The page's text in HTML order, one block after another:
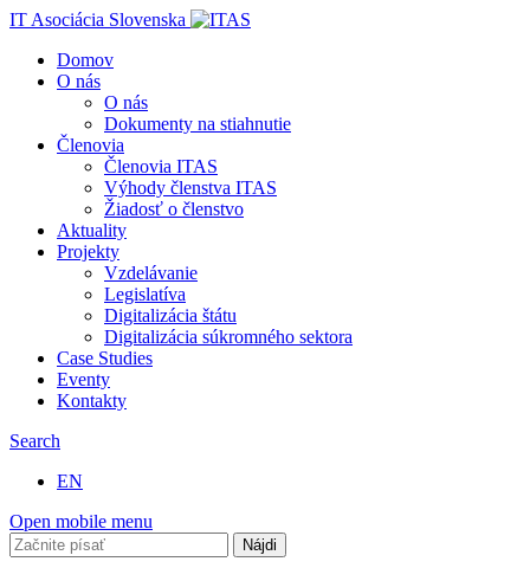
IT Asociácia Slovenska
Domov
O nás
O nás
Dokumenty na stiahnutie
Členovia
Členovia ITAS
Výhody členstva ITAS
Žiadosť o členstvo
Aktuality
Projekty
Vzdelávanie
Legislatíva
Digitalizácia štátu
Digitalizácia súkromného sektora
Case Studies
Eventy
Kontakty
Search
EN
Open mobile menu
Hľadať: